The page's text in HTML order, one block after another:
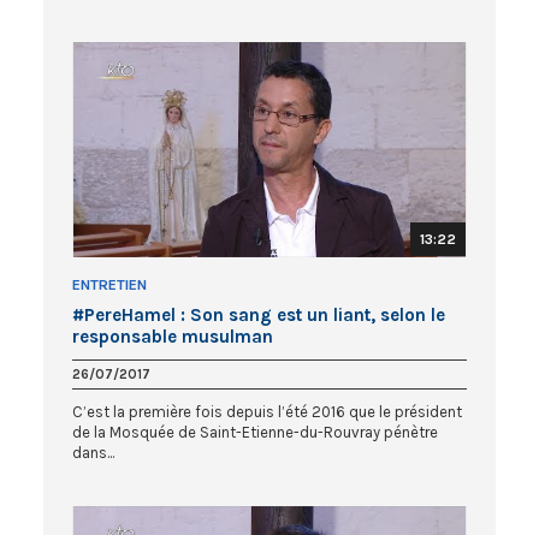
13:22
ENTRETIEN
#PereHamel : Son sang est un liant, selon le
responsable musulman
26/07/2017
C’est la première fois depuis l’été 2016 que le président
de la Mosquée de Saint-Etienne-du-Rouvray pénètre
dans...